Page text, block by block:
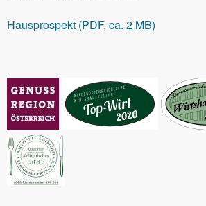
Hausprospekt (PDF, ca. 2 MB)